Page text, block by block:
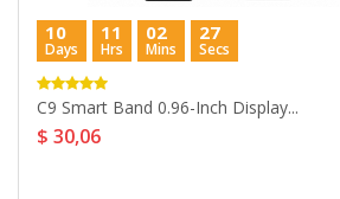
10
Days
11
Hrs
02
Mins
26
Secs
C9 Smart Band 0.96-Inch Display...
$ 30,06